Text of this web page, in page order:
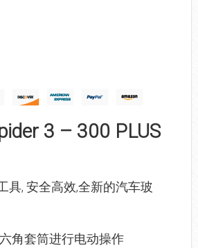
3 – 300 PLUS
具, 安全高效,全新的汽车玻
角套筒进行电动操作